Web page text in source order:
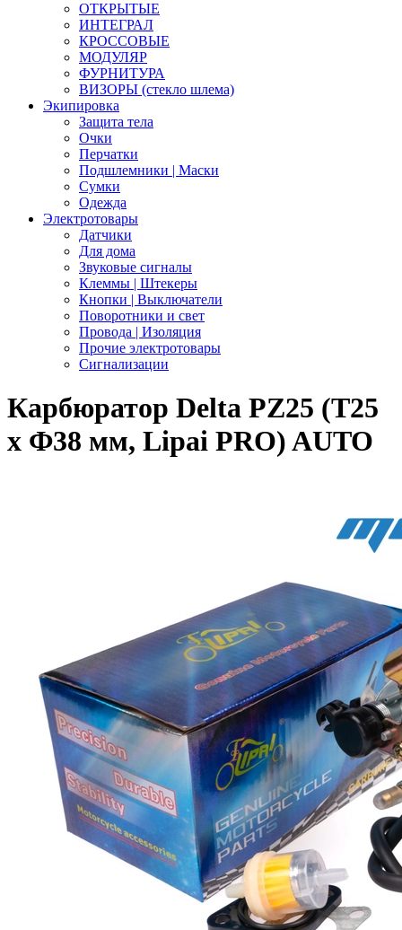
ОТКРЫТЫЕ
ИНТЕГРАЛ
КРОССОВЫЕ
МОДУЛЯР
ФУРНИТУРА
ВИЗОРЫ (стекло шлема)
Экипировка
Защита тела
Очки
Перчатки
Подшлемники | Маски
Сумки
Одежда
Электротовары
Датчики
Для дома
Звуковые сигналы
Клеммы | Штекеры
Кнопки | Выключатели
Поворотники и свет
Провода | Изоляция
Прочие электротовары
Сигнализации
Карбюратор Delta PZ25 (Т25
x Ф38 мм, Lipai PRO) AUTO